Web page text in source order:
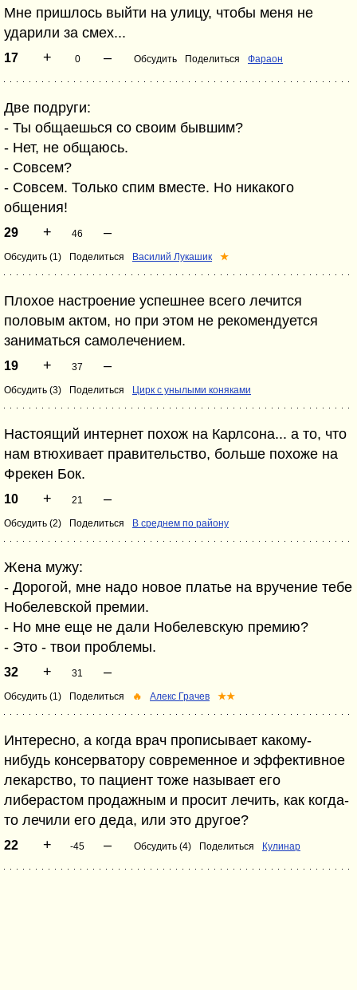
Мне пришлось выйти на улицу, чтобы меня не
ударили за смех...
17 + 0 – Обсудить Поделиться Фараон
Две подруги:
- Ты общаешься со своим бывшим?
- Нет, не общаюсь.
- Совсем?
- Совсем. Только спим вместе. Но никакого
общения!
29 + 46 –
Обсудить (1) Поделиться Василий Лукашик ★
Плохое настроение успешнее всего лечится
половым актом, но при этом не рекомендуется
заниматься самолечением.
19 + 37 –
Обсудить (3) Поделиться Цирк с унылыми коняками
Настоящий интернет похож на Карлсона... а то, что
нам втюхивает правительство, больше похоже на
Фрекен Бок.
10 + 21 –
Обсудить (2) Поделиться В среднем по району
Жена мужу:
- Дорогой, мне надо новое платье на вручение тебе
Нобелевской премии.
- Но мне еще не дали Нобелевскую премию?
- Это - твои проблемы.
32 + 31 –
Обсудить (1) Поделиться 🔥 Алекс Грачев ★★
Интересно, а когда врач прописывает какому-
нибудь консерватору современное и эффективное
лекарство, то пациент тоже называет его
либерастом продажным и просит лечить, как когда-
то лечили его деда, или это другое?
22 + -45 – Обсудить (4) Поделиться Кулинар